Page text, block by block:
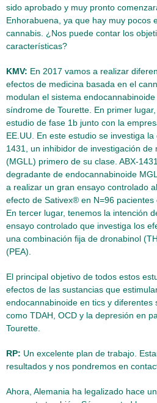
sido aprobado y muy pronto
Enhorabuena, ya que hay muy pocos
cannabis. ¿Nos puede contar los
características?
KMV: En 2017 vamos a realizar
efectos de medicina basada en el
modulan el sistema
síndrome de Tourette. En primer
estudio de fase 1b junto con la
EE.UU. En este estudio se investiga
1431, un inhibidor de investigación de
(MGLL) primero de su clase. ABX-
degradante de endocannabinoide
a realizar un gran ensayo controlado
efecto de Sativex® en N=96 pacientes
En tercer lugar, tenemos la intención
ensayo controlado que investiga los
una combinación fija de dronabinol
(PEA).
El principal objetivo de todos estos
efectos de las sustancias que
endocannabinoide en tics y diferentes
como TDAH, OCD y la depresión en
Tourette.
RP: Un excelente plan de trabajo.
resultados y nos pondremos en
Ahora, Alemania ha legalizado hace